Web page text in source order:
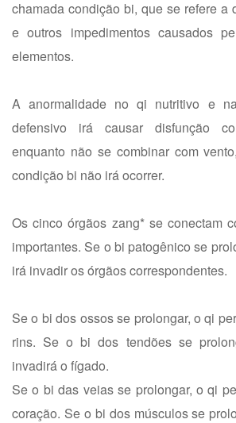
chamada condição bi, que se refere a
e outros impedimentos causados
elementos.
A anormalidade no qi nutritivo e
defensivo irá causar disfunção
enquanto não se combinar com
condição bi não irá ocorrer.
Os cinco órgãos zang* se conectam
importantes. Se o bi patogênico se
irá invadir os órgãos correspondentes.
Se o bi dos ossos se prolongar, o qi
rins. Se o bi dos tendões se
invadirá o fígado.
Se o bi das veias se prolongar, o qi
coração. Se o bi dos músculos se